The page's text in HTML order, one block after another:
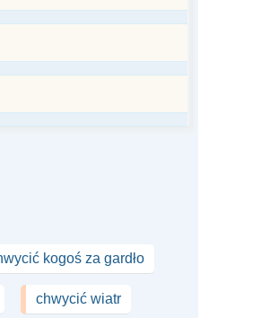
kogoś za gardło
chwycić wiatr